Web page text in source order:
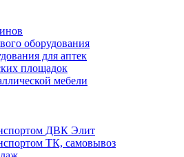
оборудования
для аптек
площадок
мебели
ДВК Элит
ТК, самовывоз